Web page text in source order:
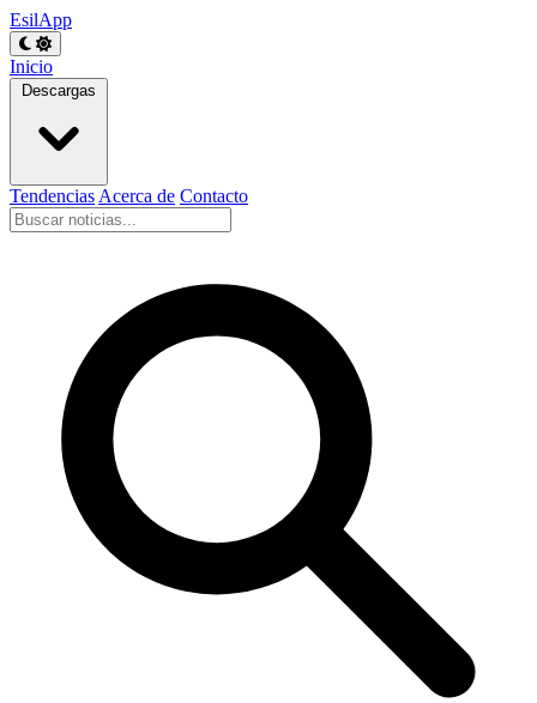
EsilApp
Inicio
Descargas
Tendencias Acerca de Contacto